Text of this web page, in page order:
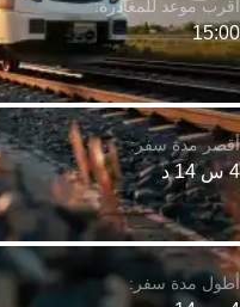
4 س 14 د
15:00